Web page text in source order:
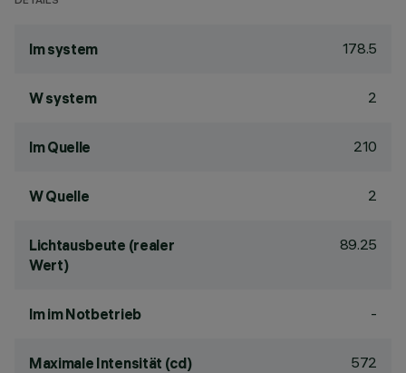
lm system 178.5
W system 2
lm Quelle 210
W Quelle 2
Lichtausbeute (realer
Wert)
89.25
lm im Notbetrieb -
Maximale Intensität (cd) 572